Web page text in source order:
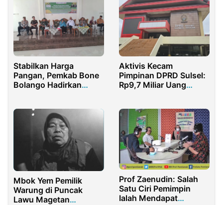
Stabilkan Harga
Pangan, Pemkab Bone
Bolango Hadirkan
Aktivis Kecam
Pimpinan DPRD Sulsel:
Rp9,7 Miliar Uang
Mbok Yem Pemilik
Warung di Puncak
Lawu Magetan
Prof Zaenudin: Salah
Satu Ciri Pemimpin
Ialah Mendapat